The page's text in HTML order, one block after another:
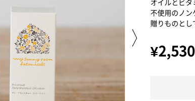
オイルとビ
不使用のノ
贈りものとし
¥2,530